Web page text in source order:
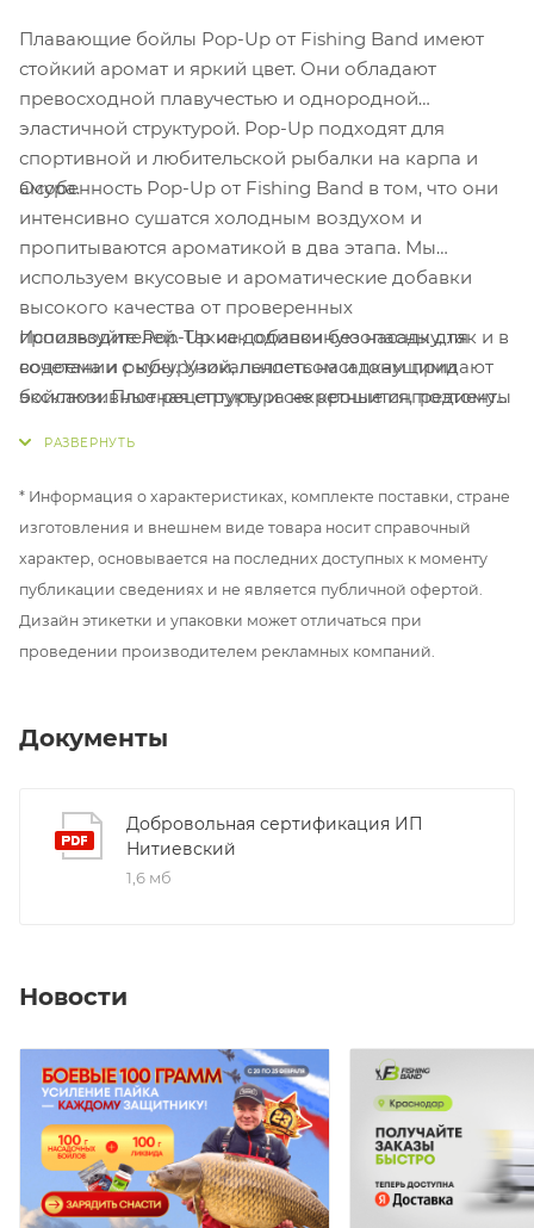
Плавающие бойлы Pop-Up от Fishing Band имеют
стойкий аромат и яркий цвет. Они обладают
превосходной плавучестью и однородной
эластичной структурой. Pop-Up подходят для
спортивной и любительской рыбалки на карпа и
амура.
Особенность Pop-Up от Fishing Band в том, что они
интенсивно сушатся холодным воздухом и
пропитываются ароматикой в два этапа. Мы
используем вкусовые и ароматические добавки
высокого качества от проверенных
производителей. Такие добавки безопасны для
водоема и рыбы. Уникальность насадкам придают
эксклюзивные рецептуры и секретные ингредиенты
Используйте Pop-Up как одиночную насадку, так и в
сочетании с кукурузой, пеллетсом и тонущими
бойлами. Плотная структура не крошится, поэтому
* Информация о характеристиках, комплекте поставки, стране
изготовления и внешнем виде товара носит справочный
характер, основывается на последних доступных к моменту
публикации сведениях и не является публичной офертой.
Дизайн этикетки и упаковки может отличаться при
проведении производителем рекламных компаний.
Документы
Добровольная сертификация ИП
Нитиевский
1,6 мб
Новости